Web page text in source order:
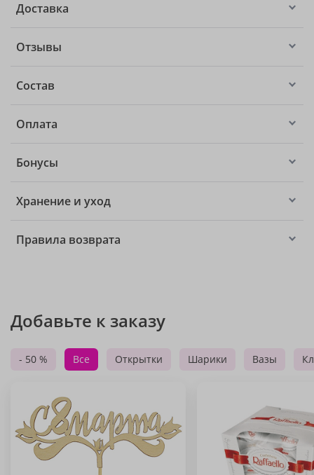
Доставка
Отзывы
Состав
Оплата
Бонусы
Хранение и уход
Правила возврата
Добавьте к заказу
- 50 % Все Открытки Шарики Вазы